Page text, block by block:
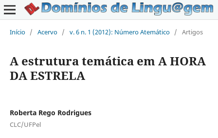
Início / Acervo / v. 6 n. 1 (2012): Número Atemático / Artigos
A estrutura temática em A HORA
DA ESTRELA
Roberta Rego Rodrigues
CLC/UFPel